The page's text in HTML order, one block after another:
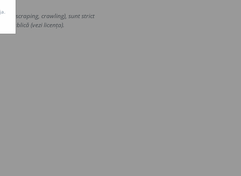
scraping, crawling), sunt strict
publică (vezi licența).